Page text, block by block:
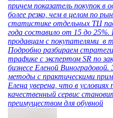
причем показатель покупок в
более резко, чем в целом по
статистике отдельных ТЦ
года составило от 15 до
продавцам с покупателями в
Подробно разбираем
трафике с экспертом SR по
бизнесе Еленой
методы с практическими
Елена уверена, что в
качественный сервис
преимуществом для обувной